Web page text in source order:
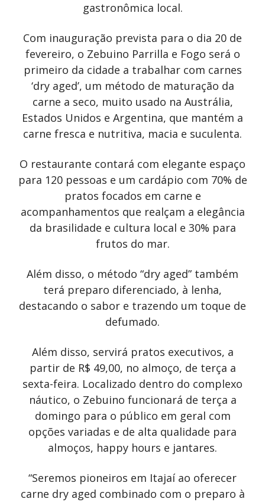
gastronômica local.
Com inauguração prevista para o dia 20 de
fevereiro, o Zebuino Parrilla e Fogo será o
primeiro da cidade a trabalhar com carnes
‘dry aged’, um método de maturação da
carne a seco, muito usado na Austrália,
Estados Unidos e Argentina, que mantém a
carne fresca e nutritiva, macia e suculenta.
O restaurante contará com elegante espaço
para 120 pessoas e um cardápio com 70% de
pratos focados em carne e
acompanhamentos que realçam a elegância
da brasilidade e cultura local e 30% para
frutos do mar.
Além disso, o método “dry aged” também
terá preparo diferenciado, à lenha,
destacando o sabor e trazendo um toque de
defumado.
Além disso, servirá pratos executivos, a
partir de R$ 49,00, no almoço, de terça a
sexta-feira. Localizado dentro do complexo
náutico, o Zebuino funcionará de terça a
domingo para o público em geral com
opções variadas e de alta qualidade para
almoços, happy hours e jantares.
“Seremos pioneiros em Itajaí ao oferecer
carne dry aged combinado com o preparo à